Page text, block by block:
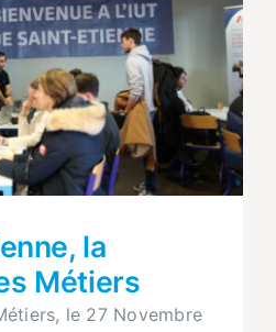
la
Métiers
le 27 Novembre